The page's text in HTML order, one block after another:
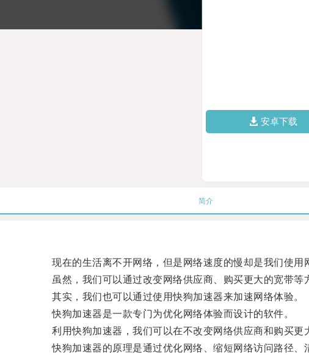
安卓下载
简介
现在的生活离不开网络，但是网络速度的慢却是我们使用
虽然，我们可以通过改变网络供应商、购买更大的宽带等
其实，我们也可以通过使用快狗加速器来加速网络体验。
快狗加速器是一款专门为优化网络体验而设计的软件。
利用快狗加速器，我们可以在不改变网络供应商和购买更
快狗加速器的原理是通过优化网络、缩短网络访问路径、